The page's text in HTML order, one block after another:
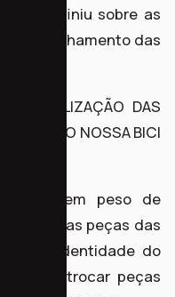
definiu sobre as
das
DAS
DO NOSSA BICI
em peso de
as peças das
com a identidade do
para trocar peças